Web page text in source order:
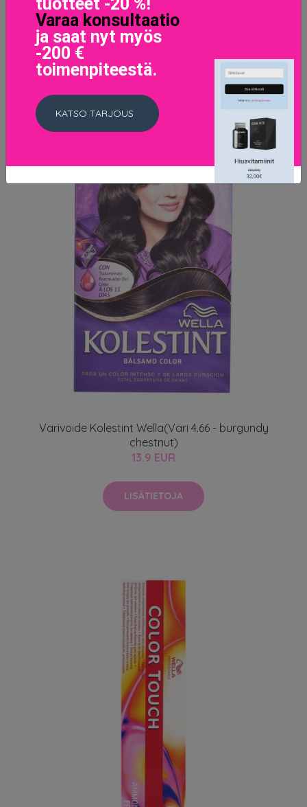
LISÄTIETOJA
Värivoide Kolestint Wella(Väri 4.66 - burgundy
chestnut)
13.9 EUR
LISÄTIETOJA
Varaa konsultaatio
ja saat nyt myös
-200 €
toimenpiteestä.
KATSO TARJOUS